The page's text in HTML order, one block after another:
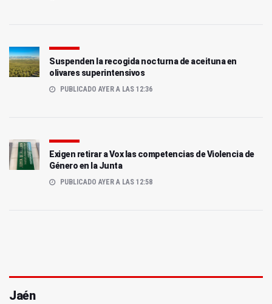
Suspenden la recogida nocturna de aceituna en
olivares superintensivos
PUBLICADO AYER A LAS 12:36
Exigen retirar a Vox las competencias de Violencia de
Género en la Junta
PUBLICADO AYER A LAS 12:58
Jaén